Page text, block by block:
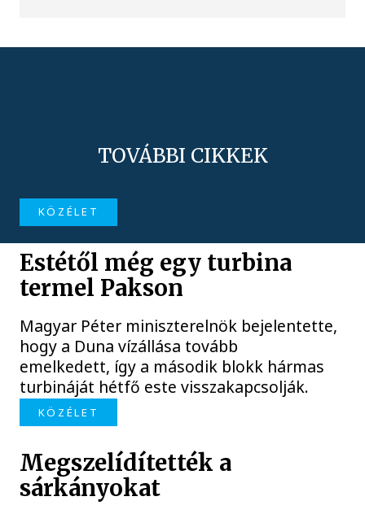
TOVÁBBI CIKKEK
KÖZÉLET
Estétől még egy turbina
termel Pakson
Magyar Péter miniszterelnök bejelentette,
hogy a Duna vízállása tovább
emelkedett, így a második blokk hármas
turbináját hétfő este visszakapcsolják.
KÖZÉLET
Megszelídítették a
sárkányokat